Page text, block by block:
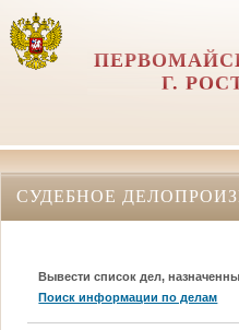
Г.
СУДЕБНОЕ
Вывести список дел,
Поиск информации по делам